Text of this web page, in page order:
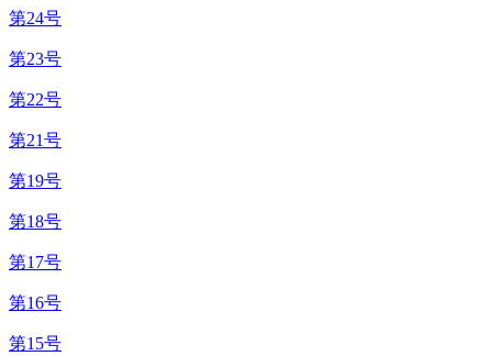
第24号
第23号
第22号
第21号
第19号
第18号
第17号
第16号
第15号